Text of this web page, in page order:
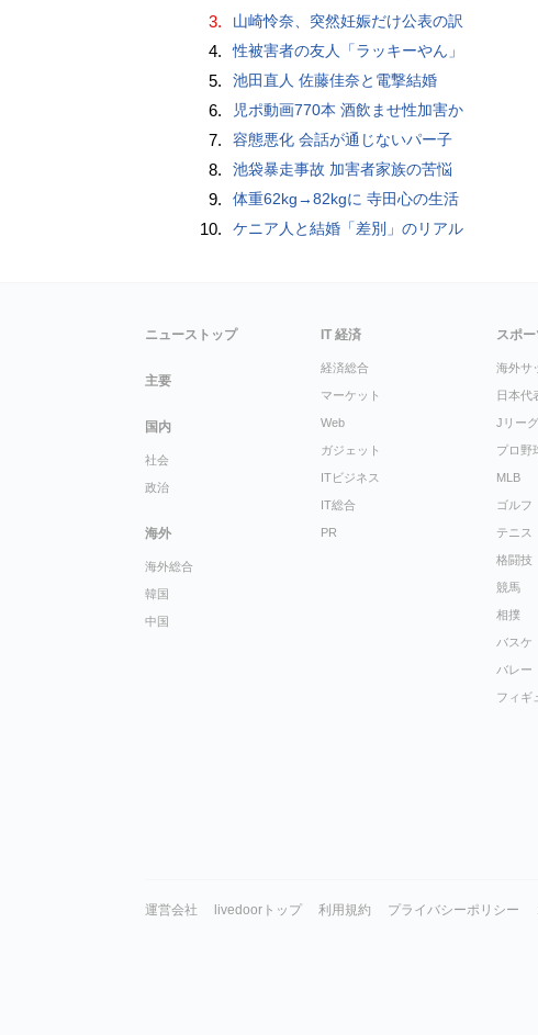
3. 山崎怜奈、突然妊娠だけ公表の訳
4. 性被害者の友人「ラッキーやん」
5. 池田直人 佐藤佳奈と電撃結婚
6. 児ポ動画770本 酒飲ませ性加害か
7. 容態悪化 会話が通じないパー子
8. 池袋暴走事故 加害者家族の苦悩
9. 体重62kg→82kgに 寺田心の生活
10. ケニア人と結婚「差別」のリアル
ニューストップ
主要
国内
社会
政治
海外
海外総合
韓国
中国
IT 経済
経済総合
マーケット
Web
ガジェット
ITビジネス
IT総合
PR
スポー
海外サ
日本代
Jリーグ
プロ野
MLB
ゴルフ
テニス
格闘技
競馬
相撲
バスケ
バレー
フィギ
運営会社 livedoorトップ 利用規約 プライバシーポリシー